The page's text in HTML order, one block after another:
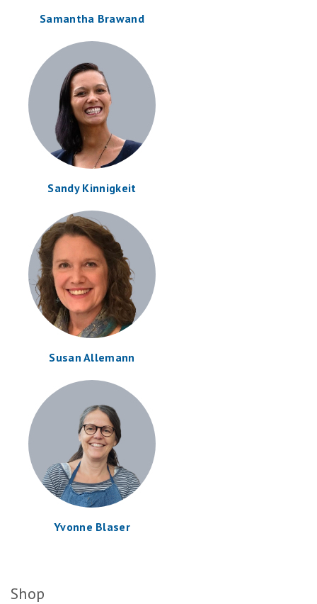
Samantha Brawand
Sandy Kinnigkeit
Susan Allemann
Yvonne Blaser
Shop